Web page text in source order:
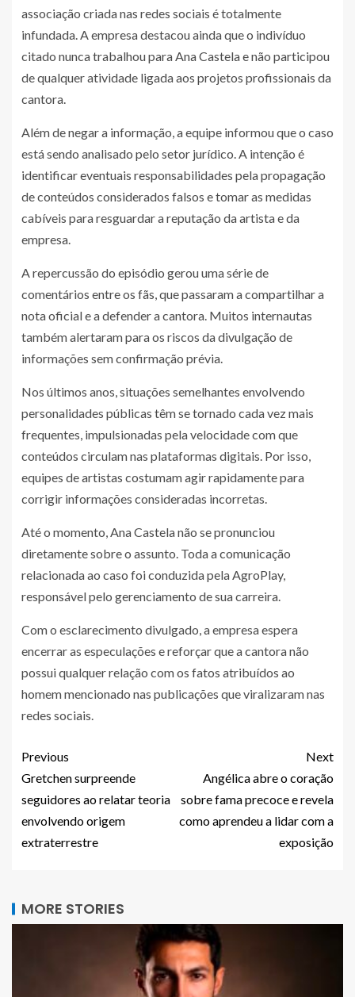
associação criada nas redes sociais é totalmente
infundada. A empresa destacou ainda que o indivíduo
citado nunca trabalhou para Ana Castela e não participou
de qualquer atividade ligada aos projetos profissionais da
cantora.
Além de negar a informação, a equipe informou que o caso
está sendo analisado pelo setor jurídico. A intenção é
identificar eventuais responsabilidades pela propagação
de conteúdos considerados falsos e tomar as medidas
cabíveis para resguardar a reputação da artista e da
empresa.
A repercussão do episódio gerou uma série de
comentários entre os fãs, que passaram a compartilhar a
nota oficial e a defender a cantora. Muitos internautas
também alertaram para os riscos da divulgação de
informações sem confirmação prévia.
Nos últimos anos, situações semelhantes envolvendo
personalidades públicas têm se tornado cada vez mais
frequentes, impulsionadas pela velocidade com que
conteúdos circulam nas plataformas digitais. Por isso,
equipes de artistas costumam agir rapidamente para
corrigir informações consideradas incorretas.
Até o momento, Ana Castela não se pronunciou
diretamente sobre o assunto. Toda a comunicação
relacionada ao caso foi conduzida pela AgroPlay,
responsável pelo gerenciamento de sua carreira.
Com o esclarecimento divulgado, a empresa espera
encerrar as especulações e reforçar que a cantora não
possui qualquer relação com os fatos atribuídos ao
homem mencionado nas publicações que viralizaram nas
redes sociais.
Previous
Gretchen surpreende
seguidores ao relatar teoria
envolvendo origem
extraterrestre
Next
Angélica abre o coração
sobre fama precoce e revela
como aprendeu a lidar com a
exposição
MORE STORIES